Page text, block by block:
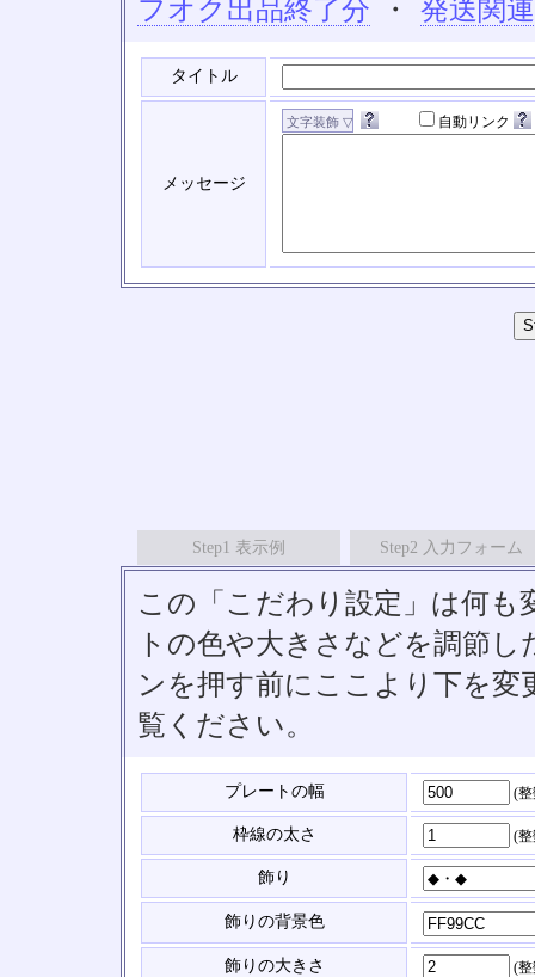
フオク出品終了分
・ 発送関
タイトル
メッセージ
自動リンク
Step1 表示例 Step2 入力フォーム
この「こだわり設定」は何
トの色や大きさなどを調節
ンを押す前にここより下を
覧ください。
プレートの幅 (
枠線の太さ (
飾り
飾りの背景色
飾りの大きさ (